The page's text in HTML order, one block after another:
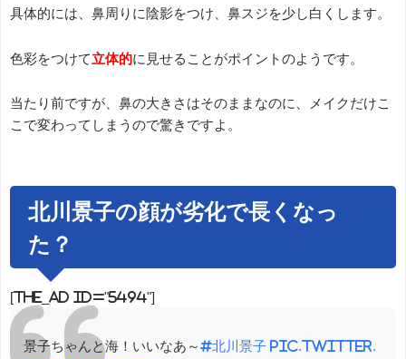
具体的には、鼻周りに陰影をつけ、鼻スジを少し白くします。
色彩をつけて 立体的に見せることがポイントのようです。
当たり前ですが、鼻の大きさはそのままなのに、メイクだけこ
こで変わってしまうので驚きですよ。
北川景子の顔が劣化で長くなっ
た？
[the_ad id="5494"]
景子ちゃんと海！いいなあ～ #北川景子 pic.twitter.